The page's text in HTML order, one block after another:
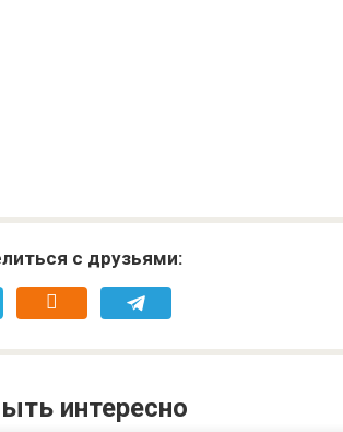
с друзьями:
интересно